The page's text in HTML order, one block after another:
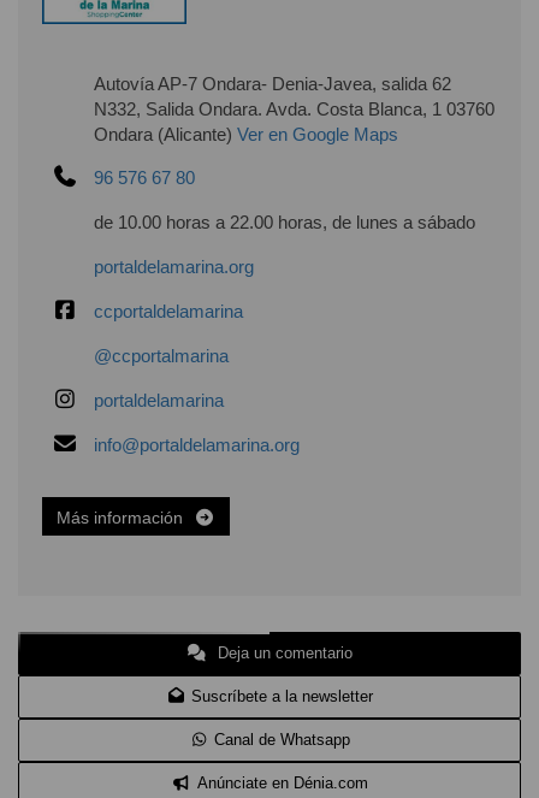
Autovía AP-7 Ondara- Denia-Javea, salida 62
N332, Salida Ondara. Avda. Costa Blanca, 1 03760
Ondara (Alicante) Ver en Google Maps
96 576 67 80
de 10.00 horas a 22.00 horas, de lunes a sábado
portaldelamarina.org
ccportaldelamarina
@ccportalmarina
portaldelamarina
info@portaldelamarina.org
Más información
Deja un comentario
Suscríbete a la newsletter
Canal de Whatsapp
Anúnciate en Dénia.com